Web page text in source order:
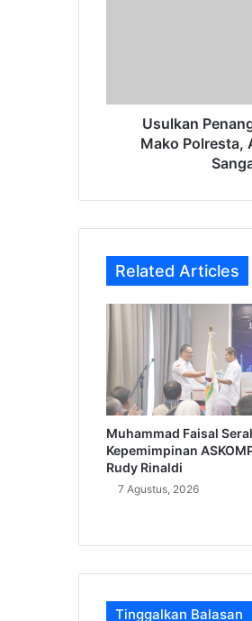
Sudah
Sangat
Krusial
Usulkan
Mako Polresta,
Related Articles
Muhammad Faisal
Kepemimpinan
Rudy Rinaldi
7 Agustus, 2026
Tinggalkan Balasan